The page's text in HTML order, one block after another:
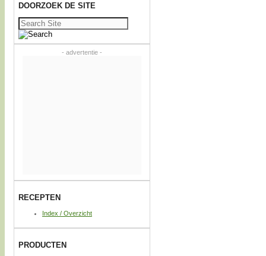
DOORZOEK DE SITE
Zoeken
naar:
- advertentie -
RECEPTEN
Index / Overzicht
PRODUCTEN